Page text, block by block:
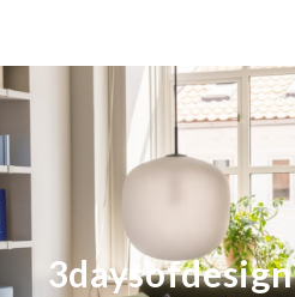
3daysofdesign